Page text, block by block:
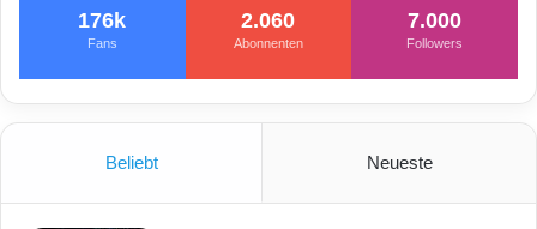
176k
Fans
2.060
Abonnenten
7.000
Followers
Beliebt Neueste